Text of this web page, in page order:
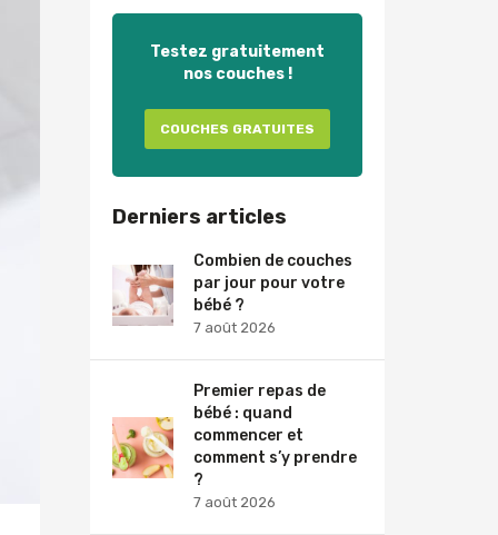
Testez gratuitement
nos couches !
COUCHES GRATUITES
Derniers articles
Combien de couches
par jour pour votre
bébé ?
7 août 2026
Premier repas de
bébé : quand
commencer et
comment s’y prendre
?
7 août 2026